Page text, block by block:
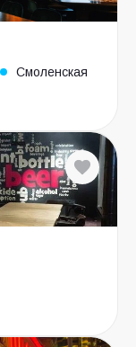
Смоленская